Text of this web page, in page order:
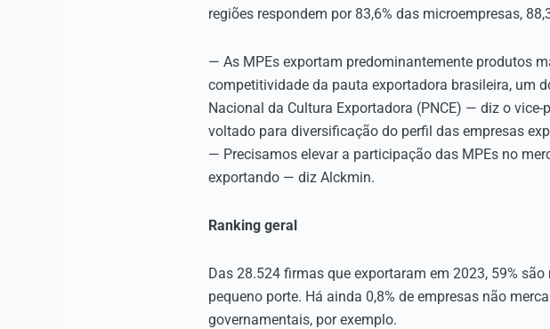
regiões respondem por 83,6% das microempresas,
— As MPEs exportam predominantemente produtos
competitividade da pauta exportadora brasileira, um
Nacional da Cultura Exportadora (PNCE) — diz o
voltado para diversificação do perfil das empresas
— Precisamos elevar a participação das MPEs no
exportando — diz Alckmin.
Ranking geral
Das 28.524 firmas que exportaram em 2023, 59%
pequeno porte. Há ainda 0,8% de empresas não
governamentais, por exemplo.